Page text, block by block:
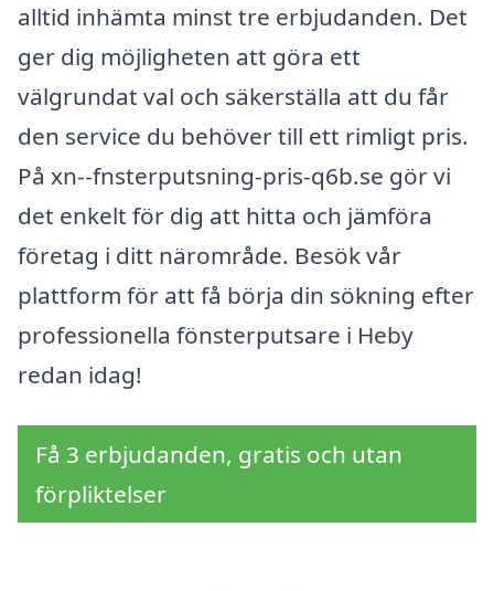
alltid inhämta minst tre erbjudanden. Det
ger dig möjligheten att göra ett
välgrundat val och säkerställa att du får
den service du behöver till ett rimligt pris.
På xn--fnsterputsning-pris-q6b.se gör vi
det enkelt för dig att hitta och jämföra
företag i ditt närområde. Besök vår
plattform för att få börja din sökning efter
professionella fönsterputsare i Heby
redan idag!
Få 3 erbjudanden, gratis och utan
förpliktelser